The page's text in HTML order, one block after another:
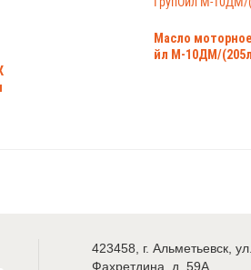
Масло
йл М-10ДМ/
423458 г. Альметьевск ул.
Фахретдина, д. 59А